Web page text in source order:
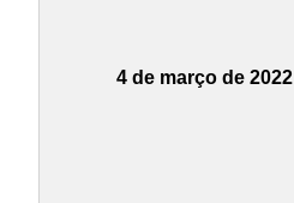
4 de março de 2022